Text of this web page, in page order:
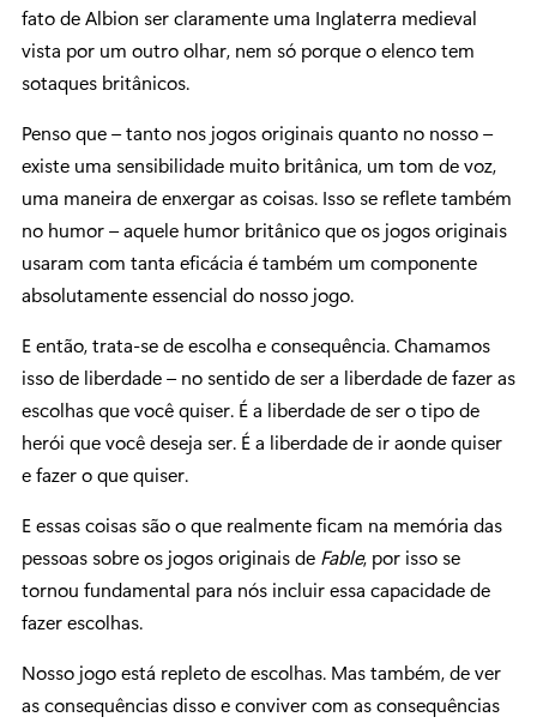
fato de Albion ser claramente uma Inglaterra medieval
vista por um outro olhar, nem só porque o elenco tem
sotaques britânicos.
Penso que – tanto nos jogos originais quanto no nosso –
existe uma sensibilidade muito britânica, um tom de voz,
uma maneira de enxergar as coisas. Isso se reflete também
no humor – aquele humor britânico que os jogos originais
usaram com tanta eficácia é também um componente
absolutamente essencial do nosso jogo.
E então, trata-se de escolha e consequência. Chamamos
isso de liberdade – no sentido de ser a liberdade de fazer as
escolhas que você quiser. É a liberdade de ser o tipo de
herói que você deseja ser. É a liberdade de ir aonde quiser
e fazer o que quiser.
E essas coisas são o que realmente ficam na memória das
pessoas sobre os jogos originais de Fable, por isso se
tornou fundamental para nós incluir essa capacidade de
fazer escolhas.
Nosso jogo está repleto de escolhas. Mas também, de ver
as consequências disso e conviver com as consequências